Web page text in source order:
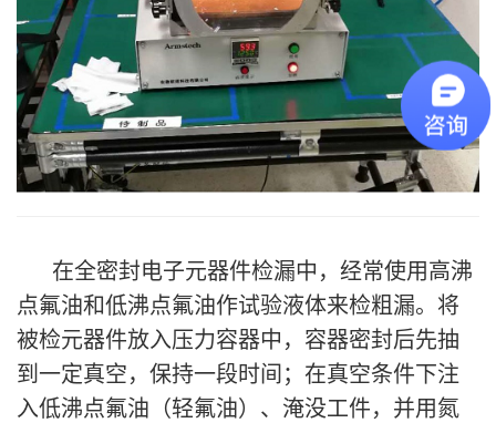
在全密封电子元器件检漏中，经常使用高沸
点氟油和低沸点氟油作试验液体来检粗漏。将
被检元器件放入压力容器中，容器密封后先抽
到一定真空，保持一段时间；在真空条件下注
入低沸点氟油（轻氟油）、淹没工件，并用氮